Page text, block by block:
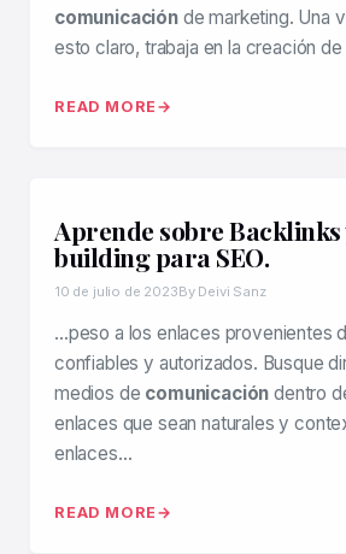
comunicaciónde marketing. Una
esto claro, trabaja en la creación
READ MORE
Aprende sobre
building para SEO.
10 de julio de 2023By Deivi Sanz
…peso a los enlaces provenientes
confiables y autorizados. Busque
medios de comunicación dentro
enlaces que sean naturales y
enlaces…
READ MORE